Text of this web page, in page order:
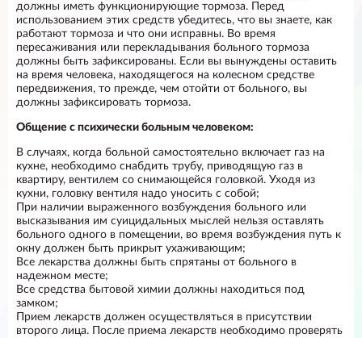
должны иметь функционирующие тормоза. Перед
использованием этих средств убедитесь, что вы знаете, как
работают тормоза и что они исправны. Во время
пересаживания или перекладывания больного тормоза
должны быть зафиксированы. Если вы вынуждены оставить
на время человека, находящегося на колесном средстве
передвижения, то прежде, чем отойти от больного, вы
должны зафиксировать тормоза.
Общение с психически больным человеком:
В случаях, когда больной самостоятельно включает газ на
кухне, необходимо снабдить трубу, приводящую газ в
квартиру, вентилем со снимающейся головкой. Уходя из
кухни, головку вентиля надо уносить с собой;
При наличии выраженного возбуждения больного или
высказывания им суицидальных мыслей нельзя оставлять
больного одного в помещении, во время возбуждения путь к
окну должен быть прикрыт ухаживающим;
Все лекарства должны быть спрятаны от больного в
надежном месте;
Все средства бытовой химии должны находиться под
замком;
Прием лекарств должен осуществляться в присутствии
второго лица. После приема лекарств необходимо проверять